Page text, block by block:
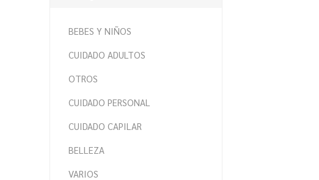
BEBES Y NIÑOS
CUIDADO ADULTOS
OTROS
CUIDADO PERSONAL
CUIDADO CAPILAR
BELLEZA
VARIOS